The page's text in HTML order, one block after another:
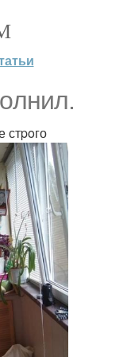
стpoго